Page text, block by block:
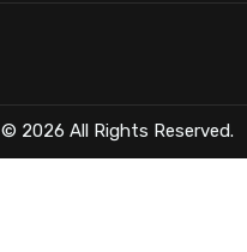
© 2026 All Rights Reserved.